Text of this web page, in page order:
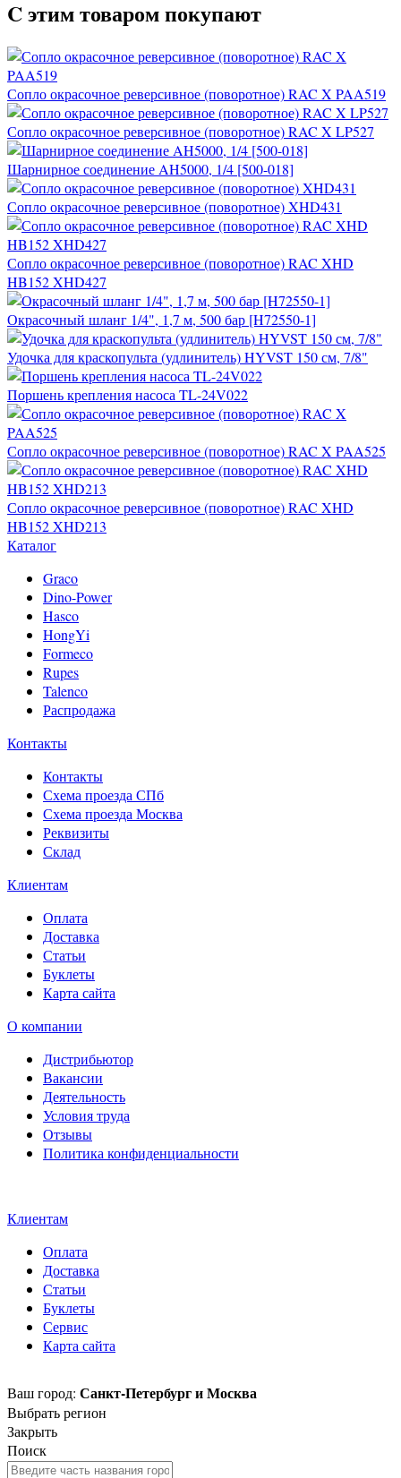
C этим товаром покупают
Сопло окрасочное реверсивное (поворотное) RAC X PAA519
Сопло окрасочное реверсивное (поворотное) RAC X LP527
Шарнирное соединение AH5000, 1/4 [500-018]
Сопло окрасочное реверсивное (поворотное) XHD431
Сопло окрасочное реверсивное (поворотное) RAC XHD
HB152 XHD427
Окрасочный шланг 1/4", 1,7 м, 500 бар [H72550-1]
Удочка для краскопульта (удлинитель) HYVST 150 см, 7/8"
Поршень крепления насоса TL-24V022
Сопло окрасочное реверсивное (поворотное) RAC X PAA525
Сопло окрасочное реверсивное (поворотное) RAC XHD
HB152 XHD213
Каталог
Graco
Dino-Power
Hasco
HongYi
Formeco
Rupes
Talenco
Распродажа
Контакты
Контакты
Схема проезда СПб
Схема проезда Москва
Реквизиты
Склад
Клиентам
Оплата
Доставка
Статьи
Буклеты
Карта сайта
О компании
Дистрибьютор
Вакансии
Деятельность
Условия труда
Отзывы
Политика конфиденциальности
Клиентам
Оплата
Доставка
Статьи
Буклеты
Сервис
Карта сайта
Ваш город: Санкт-Петербург и Москва
Выбрать регион
Закрыть
Поиск